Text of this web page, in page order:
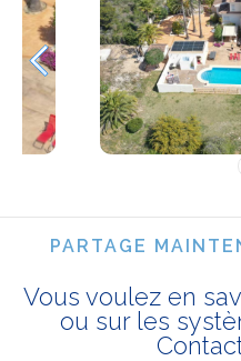
PARTAGE
Vous voulez en
ou sur les